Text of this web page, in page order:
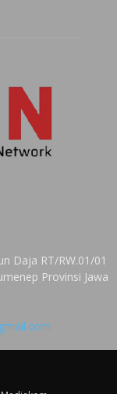
Daja RT/RW.01/01
Provinsi Jawa